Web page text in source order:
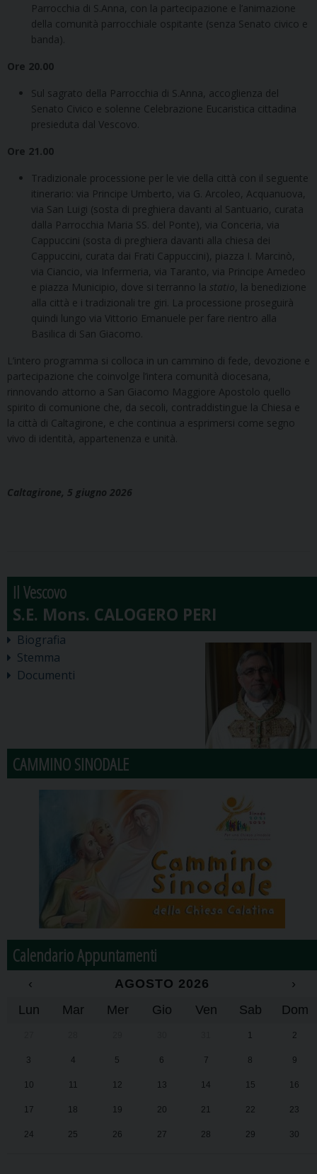
Parrocchia di S.Anna, con la partecipazione e l’animazione
della comunità parrocchiale ospitante (senza Senato civico e
banda).
Ore 20.00
Sul sagrato della Parrocchia di S.Anna, accoglienza del
Senato Civico e solenne Celebrazione Eucaristica cittadina
presieduta dal Vescovo.
Ore 21.00
Tradizionale processione per le vie della città con il seguente
itinerario: via Principe Umberto, via G. Arcoleo, Acquanuova,
via San Luigi (sosta di preghiera davanti al Santuario, curata
dalla Parrocchia Maria SS. del Ponte), via Conceria, via
Cappuccini (sosta di preghiera davanti alla chiesa dei
Cappuccini, curata dai Frati Cappuccini), piazza I. Marcinò,
via Ciancio, via Infermeria, via Taranto, via Principe Amedeo
e piazza Municipio, dove si terranno la statio, la benedizione
alla città e i tradizionali tre giri. La processione proseguirà
quindi lungo via Vittorio Emanuele per fare rientro alla
Basilica di San Giacomo.
L’intero programma si colloca in un cammino di fede, devozione e
partecipazione che coinvolge l’intera comunità diocesana,
rinnovando attorno a San Giacomo Maggiore Apostolo quello
spirito di comunione che, da secoli, contraddistingue la Chiesa e
la città di Caltagirone, e che continua a esprimersi come segno
vivo di identità, appartenenza e unità.
Caltagirone, 5 giugno 2026
Il Vescovo
Biografia
Stemma
Documenti
CAMMINO SINODALE
Calendario Appuntamenti
‹ AGOSTO 2026
›
Lun
Mar Mer Gio Ven Sab Dom
1 2
3 4 5 6 7 8 9
10 11 12 13 14 15 16
17 18 19 20 21 22 23
24 25 26 27 28 29 30